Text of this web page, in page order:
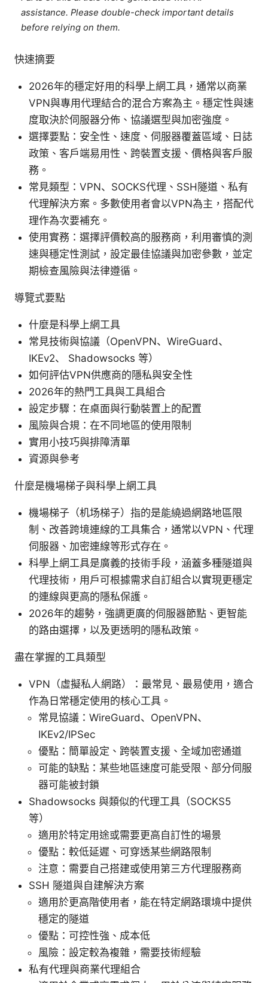
assistance. Please double-check important details
before relying on them.
快速摘要
2026年的穩定好用的科學上網工具，通常以商業
VPN與專用代理結合的混合方案為主。穩定性與速
度取決於伺服器分佈、協議選型與加密強度。
選擇要點：安全性、速度、伺服器覆蓋區域、日誌
政策、客戶端易用性、跨裝置支援、價格與客戶服
務。
常見類型：VPN、SOCKS代理、SSH隧道、私有
代理解決方案。多數使用者會以VPN為主，搭配代
理作為次要補充。
使用實務：選擇評價較高的服務商，利用審慎的測
速與穩定性測試，設定最佳協議與加密參數，並定
期檢查風險與法律遵循。
導覽式要點
什麼是科學上網工具
常見技術與協議（OpenVPN、WireGuard、
IKEv2、 Shadowsocks 等）
如何評估VPN供應商的隱私與安全性
2026年的熱門工具與工具組合
設定步驟：在桌面與行動裝置上的配置
風險與合規：在不同地區的使用限制
實用小技巧與排障清單
資源與參考
什麼是機場梯子與科學上網工具
機場梯子（机场梯子）指的是能繞過網路地區限
制、改善跨境連線的工具集合，通常以VPN、代理
伺服器、加密連線等形式存在。
科學上網工具是廣義的技術手段，涵蓋多種隧道與
代理技術，用戶可根據需求自訂組合以實現更穩定
的連線與更高的隱私保護。
2026年的趨勢，強調更廣的伺服器節點、更智能
的路由選擇，以及更透明的隱私政策。
盡在掌握的工具類型
VPN（虛擬私人網路）：最常見、最易使用，適合
作為日常穩定使用的核心工具。
常見協議：WireGuard、OpenVPN、
IKEv2/IPSec
優點：簡單設定、跨裝置支援、全域加密通道
可能的缺點：某些地區速度可能受限、部分伺服
器可能被封鎖
Shadowsocks 與類似的代理工具（SOCKS5
等）
適用於特定用途或需要更高自訂性的場景
優點：較低延遲、可穿透某些網路限制
注意：需要自己搭建或使用第三方代理服務商
SSH 隧道與自建解決方案
適用於更高階使用者，能在特定網路環境中提供
穩定的隧道
優點：可控性強、成本低
風險：設定較為複雜，需要技術經驗
私有代理與商業代理組合